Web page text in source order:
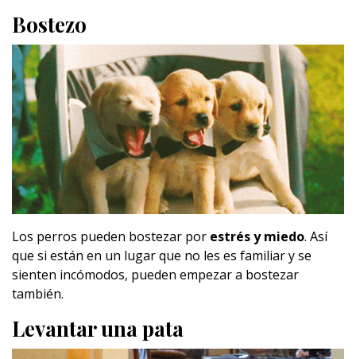
Bostezo
Los perros pueden bostezar por estrés y miedo. Así
que si están en un lugar que no les es familiar y se
sienten incómodos, pueden empezar a bostezar
también.
Levantar una pata